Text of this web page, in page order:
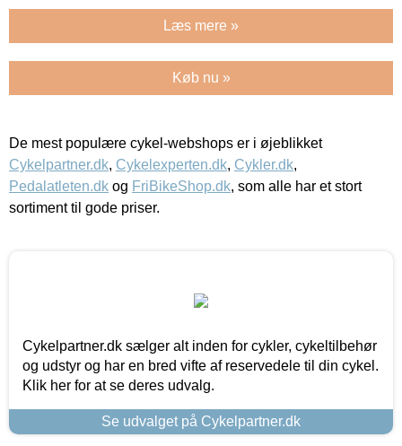
Læs mere »
Køb nu »
De mest populære cykel-webshops er i øjeblikket
Cykelpartner.dk, Cykelexperten.dk, Cykler.dk,
Pedalatleten.dk og FriBikeShop.dk, som alle har et stort
sortiment til gode priser.
Cykelpartner.dk sælger alt inden for cykler, cykeltilbehør
og udstyr og har en bred vifte af reservedele til din cykel.
Klik her for at se deres udvalg.
Se udvalget på Cykelpartner.dk